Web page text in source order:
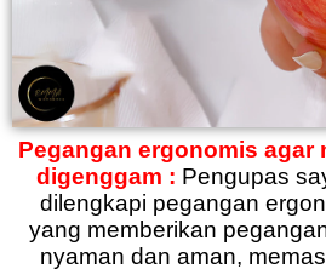
Pegangan ergonomis agar
digenggam : Pengupas
dilengkapi pegangan
yang memberikan
nyaman dan aman,